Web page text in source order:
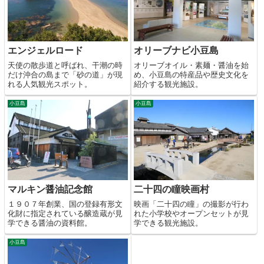
エンジェルロード
天使の散歩道と呼ばれ、干潮の時
だけ沖合の島まで「砂の道」が現
れる人気観光スポット。
オリーブナビ小豆島
オリーブオイル・素麺・醤油を始
め、小豆島の特産品や歴史文化を
紹介する観光施設。
小豆島
マルキン醤油記念館
１９０７年創業、国の登録有形文
化財に指定されている醸造蔵が見
学できる醤油の資料館。
小豆島
二十四の瞳映画村
映画「二十四の瞳」の撮影が行わ
れた小学校やオープンセットが見
学できる観光施設。
小豆島